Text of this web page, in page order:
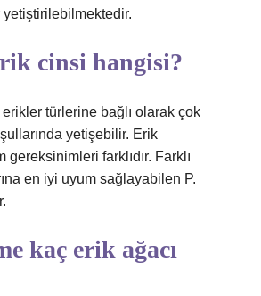
yetiştirilebilmektedir.
cinsi hangisi?
türlerine bağlı olarak çok
yetişebilir. Erik
gereksinimleri farklıdır. Farklı
en iyi uyum sağlayabilen P.
kaç erik ağacı